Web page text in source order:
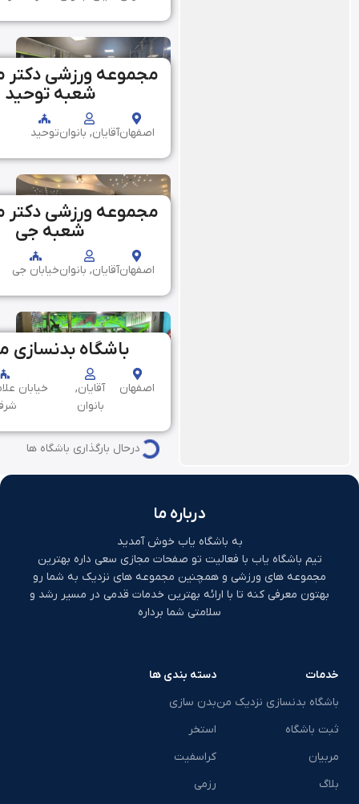
مجموعه ورزشی
شعبه توحید
اصفهانآقایان, بانوانتوحید
مجموعه ورزشی
شعبه جی
اصفهانآقایان, بانوانخیابان جی
باشگاه بدنسازی
اصفهان
آقایان,
بانوان
خیابان
درحال بارگذاری باشگاه ها
درباره ما
به باشگاه یاب خوش آمدید
تیم باشگاه یاب با فعالیت تو صفحات مجازی سعی داره بهترین
مجموعه های ورزشی و همچنین مجموعه های نزدیک به شما رو
بهتون معرفی کنه تا با ارائه بهترین خدمات قدمی در مسیر رشد و
سلامتی شما برداره
خدمات
باشگاه بدنسازی نزدیک من
ثبت باشگاه
مربیان
بلاگ
دسته بندی ها
بدن سازی
استخر
کراسفیت
رزمی